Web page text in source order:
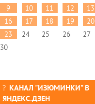
9
10 11 12 13
16
17 18 19 20
23
24 25 26 27
30
КАНАЛ "ИЗЮМИНКИ" В
ЯНДЕКС.ДЗЕН